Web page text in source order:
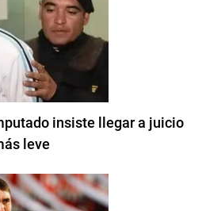
insiste llegar a juicio
leve